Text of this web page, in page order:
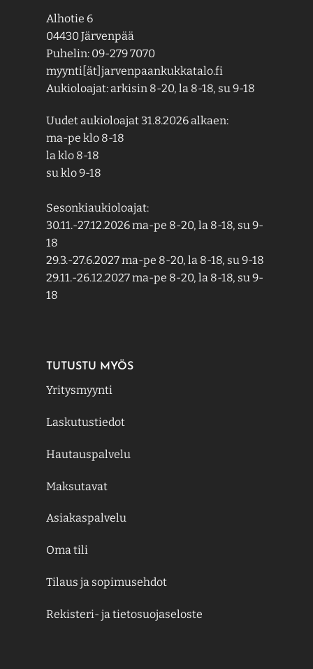
Alhotie 6
04430 Järvenpää
Puhelin: 09-279 7070
myynti[ät]jarvenpaankukkatalo.fi
Aukioloajat: arkisin 8-20, la 8-18, su 9-18
Uudet aukioloajat 31.8.2026 alkaen:
ma-pe klo 8-18
la klo 8-18
su klo 9-18
Sesonkiaukioloajat:
30.11.-27.12.2026 ma-pe 8-20, la 8-18, su 9-
18
29.3.-27.6.2027 ma-pe 8-20, la 8-18, su 9-18
29.11.-26.12.2027 ma-pe 8-20, la 8-18, su 9-
18
TUTUSTU MYÖS
Yritysmyynti
Laskutustiedot
Hautauspalvelu
Maksutavat
Asiakaspalvelu
Oma tili
Tilaus ja sopimusehdot
Rekisteri- ja tietosuojaseloste